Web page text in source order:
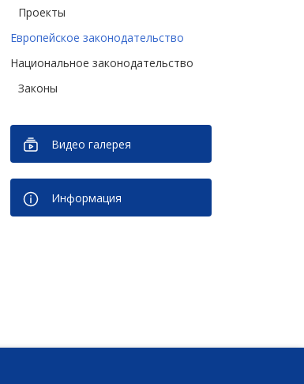
Проекты
Европейское законодательство
Национальное законодательство
Законы
Видео галерея
Информация